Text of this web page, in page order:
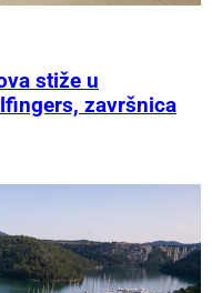
stiže u
završnica